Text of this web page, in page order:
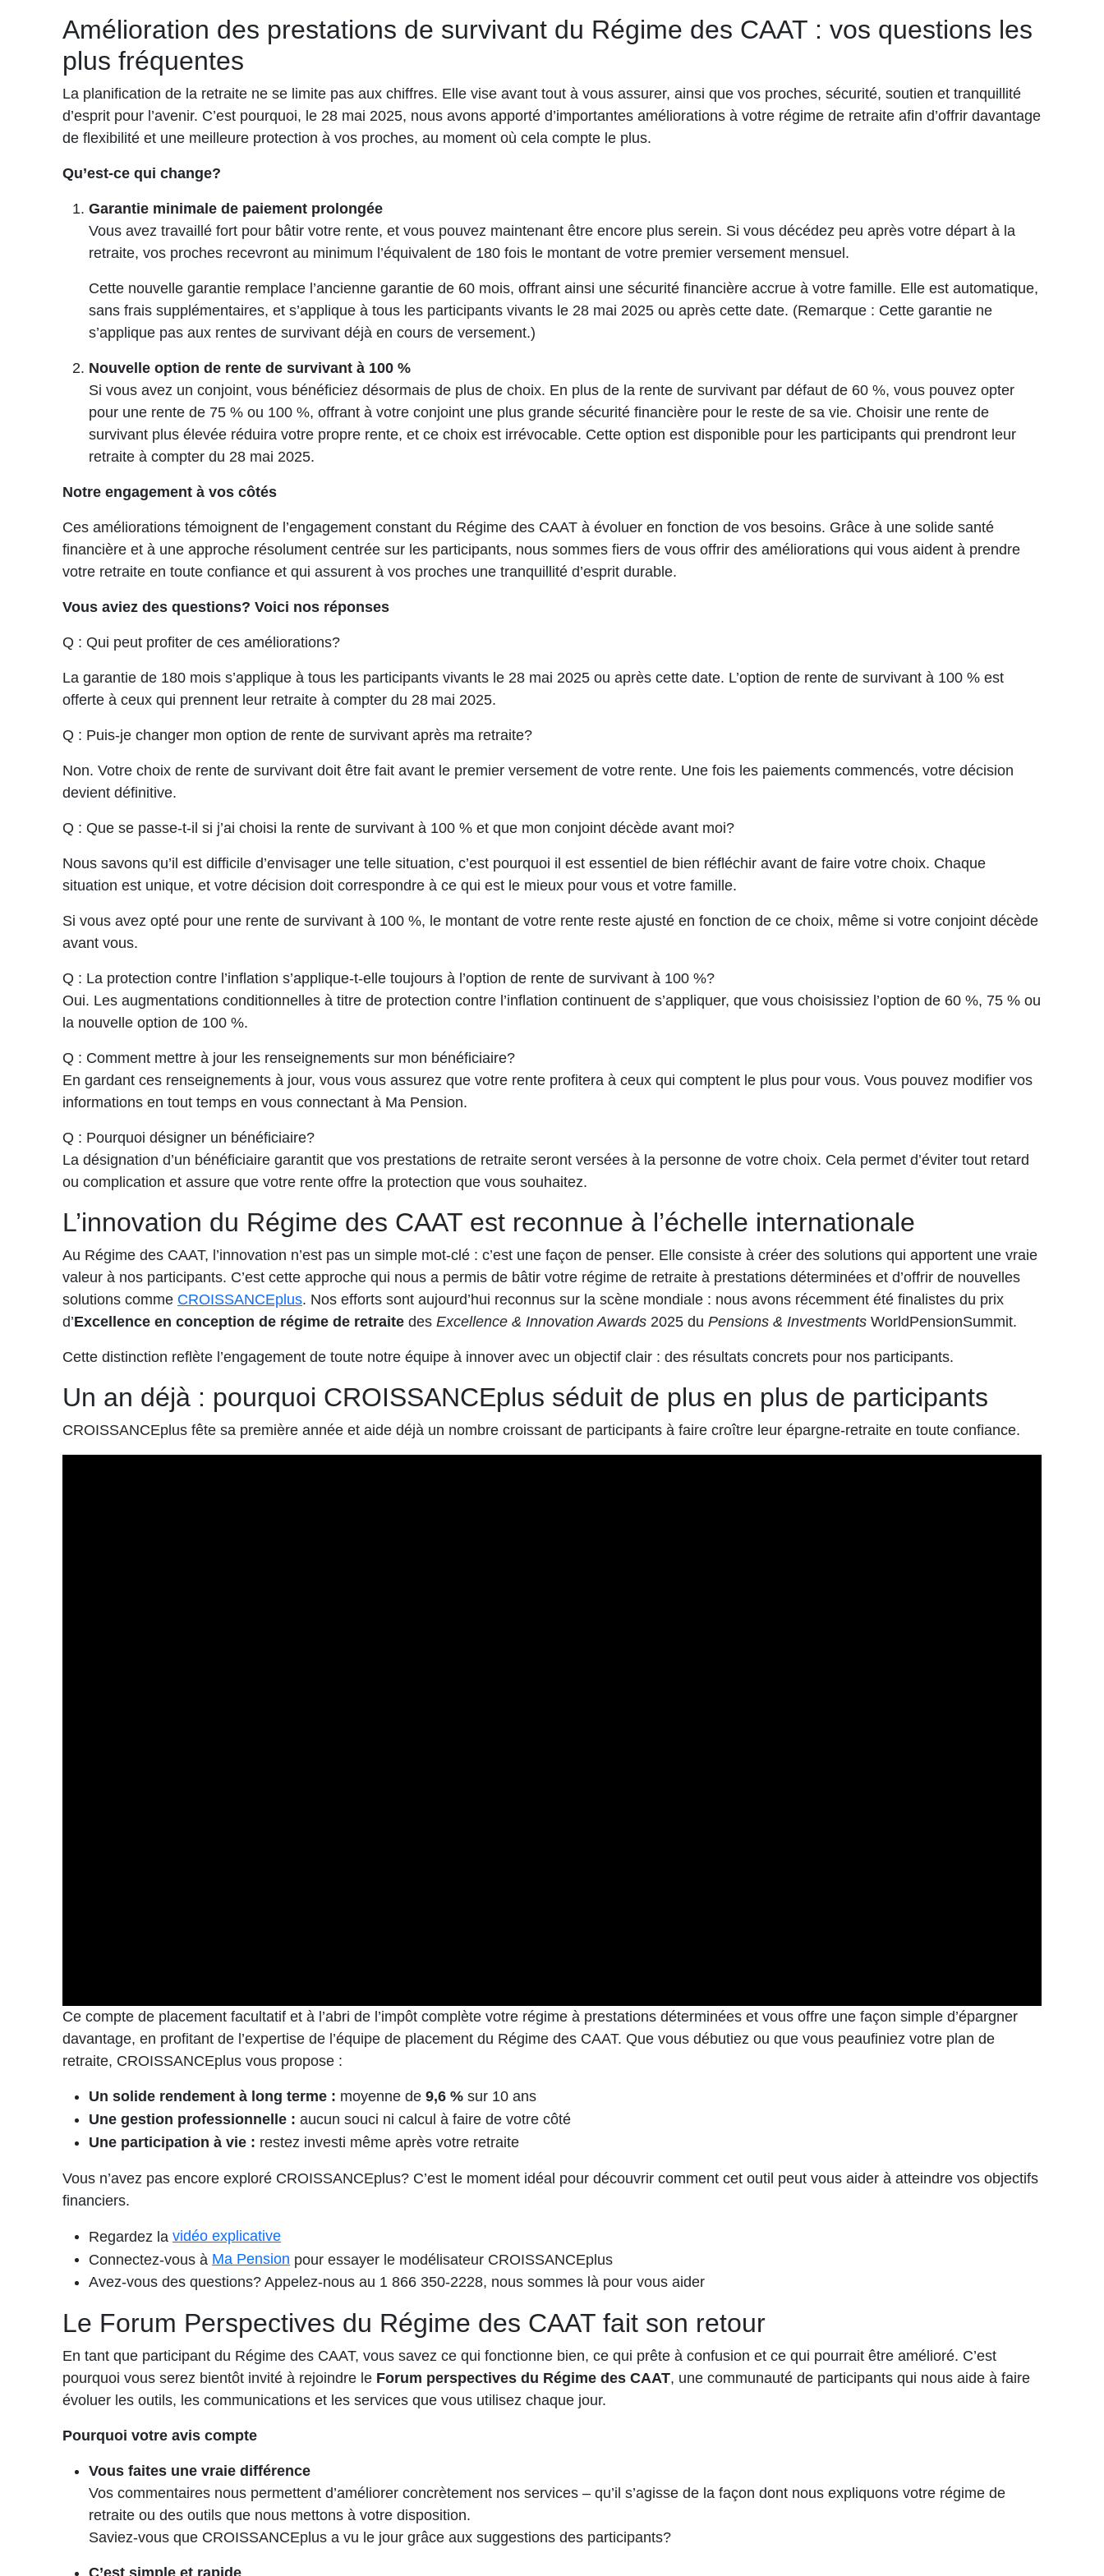
Amélioration des prestations de survivant du Régime des CAAT : vos questions les
plus fréquentes
La planification de la retraite ne se limite pas aux chiffres. Elle vise avant tout à vous assurer, ainsi que vos proches, sécurité, soutien et tranquillité
d’esprit pour l’avenir. C’est pourquoi, le 28 mai 2025, nous avons apporté d’importantes améliorations à votre régime de retraite afin d’offrir davantage
de flexibilité et une meilleure protection à vos proches, au moment où cela compte le plus.
Qu’est-ce qui change?
Garantie minimale de paiement prolongée
Vous avez travaillé fort pour bâtir votre rente, et vous pouvez maintenant être encore plus serein. Si vous décédez peu après votre départ à la
retraite, vos proches recevront au minimum l’équivalent de 180 fois le montant de votre premier versement mensuel.
Cette nouvelle garantie remplace l’ancienne garantie de 60 mois, offrant ainsi une sécurité financière accrue à votre famille. Elle est automatique,
sans frais supplémentaires, et s’applique à tous les participants vivants le 28 mai 2025 ou après cette date. (Remarque : Cette garantie ne
s’applique pas aux rentes de survivant déjà en cours de versement.)
Nouvelle option de rente de survivant à 100 %
Si vous avez un conjoint, vous bénéficiez désormais de plus de choix. En plus de la rente de survivant par défaut de 60 %, vous pouvez opter
pour une rente de 75 % ou 100 %, offrant à votre conjoint une plus grande sécurité financière pour le reste de sa vie. Choisir une rente de
survivant plus élevée réduira votre propre rente, et ce choix est irrévocable. Cette option est disponible pour les participants qui prendront leur
retraite à compter du 28 mai 2025.
Notre engagement à vos côtés
Ces améliorations témoignent de l’engagement constant du Régime des CAAT à évoluer en fonction de vos besoins. Grâce à une solide santé
financière et à une approche résolument centrée sur les participants, nous sommes fiers de vous offrir des améliorations qui vous aident à prendre
votre retraite en toute confiance et qui assurent à vos proches une tranquillité d’esprit durable.
Vous aviez des questions? Voici nos réponses
Q : Qui peut profiter de ces améliorations?
La garantie de 180 mois s’applique à tous les participants vivants le 28 mai 2025 ou après cette date. L’option de rente de survivant à 100 % est
offerte à ceux qui prennent leur retraite à compter du 28 mai 2025.
Q : Puis-je changer mon option de rente de survivant après ma retraite?
Non. Votre choix de rente de survivant doit être fait avant le premier versement de votre rente. Une fois les paiements commencés, votre décision
devient définitive.
Q : Que se passe-t-il si j’ai choisi la rente de survivant à 100 % et que mon conjoint décède avant moi?
Nous savons qu’il est difficile d’envisager une telle situation, c’est pourquoi il est essentiel de bien réfléchir avant de faire votre choix. Chaque
situation est unique, et votre décision doit correspondre à ce qui est le mieux pour vous et votre famille.
Si vous avez opté pour une rente de survivant à 100 %, le montant de votre rente reste ajusté en fonction de ce choix, même si votre conjoint décède
avant vous.
Q : La protection contre l’inflation s’applique-t-elle toujours à l’option de rente de survivant à 100 %?
Oui. Les augmentations conditionnelles à titre de protection contre l’inflation continuent de s’appliquer, que vous choisissiez l’option de 60 %, 75 % ou
la nouvelle option de 100 %.
Q : Comment mettre à jour les renseignements sur mon bénéficiaire?
En gardant ces renseignements à jour, vous vous assurez que votre rente profitera à ceux qui comptent le plus pour vous. Vous pouvez modifier vos
informations en tout temps en vous connectant à Ma Pension.
Q : Pourquoi désigner un bénéficiaire?
La désignation d’un bénéficiaire garantit que vos prestations de retraite seront versées à la personne de votre choix. Cela permet d’éviter tout retard
ou complication et assure que votre rente offre la protection que vous souhaitez.
L’innovation du Régime des CAAT est reconnue à l’échelle internationale
Au Régime des CAAT, l’innovation n’est pas un simple mot-clé : c’est une façon de penser. Elle consiste à créer des solutions qui apportent une vraie
valeur à nos participants. C’est cette approche qui nous a permis de bâtir votre régime de retraite à prestations déterminées et d’offrir de nouvelles
solutions comme CROISSANCEplus. Nos efforts sont aujourd’hui reconnus sur la scène mondiale : nous avons récemment été finalistes du prix
d’Excellence en conception de régime de retraite des Excellence & Innovation Awards 2025 du Pensions & Investments WorldPensionSummit.
Cette distinction reflète l’engagement de toute notre équipe à innover avec un objectif clair : des résultats concrets pour nos participants.
Un an déjà : pourquoi CROISSANCEplus séduit de plus en plus de participants
CROISSANCEplus fête sa première année et aide déjà un nombre croissant de participants à faire croître leur épargne-retraite en toute confiance.
Ce compte de placement facultatif et à l’abri de l’impôt complète votre régime à prestations déterminées et vous offre une façon simple d’épargner
davantage, en profitant de l’expertise de l’équipe de placement du Régime des CAAT. Que vous débutiez ou que vous peaufiniez votre plan de
retraite, CROISSANCEplus vous propose :
Un solide rendement à long terme : moyenne de 9,6 % sur 10 ans
Une gestion professionnelle : aucun souci ni calcul à faire de votre côté
Une participation à vie : restez investi même après votre retraite
Vous n’avez pas encore exploré CROISSANCEplus? C’est le moment idéal pour découvrir comment cet outil peut vous aider à atteindre vos objectifs
financiers.
Regardez la vidéo explicative
Connectez-vous à Ma Pension pour essayer le modélisateur CROISSANCEplus
Avez-vous des questions? Appelez-nous au 1 866 350-2228, nous sommes là pour vous aider
Le Forum Perspectives du Régime des CAAT fait son retour
En tant que participant du Régime des CAAT, vous savez ce qui fonctionne bien, ce qui prête à confusion et ce qui pourrait être amélioré. C’est
pourquoi vous serez bientôt invité à rejoindre le Forum perspectives du Régime des CAAT, une communauté de participants qui nous aide à faire
évoluer les outils, les communications et les services que vous utilisez chaque jour.
Pourquoi votre avis compte
Vous faites une vraie différence
Vos commentaires nous permettent d’améliorer concrètement nos services – qu’il s’agisse de la façon dont nous expliquons votre régime de
retraite ou des outils que nous mettons à votre disposition.
Saviez-vous que CROISSANCEplus a vu le jour grâce aux suggestions des participants?
C’est simple et rapide